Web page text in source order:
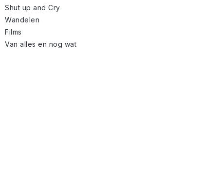
Shut up and Cry
Wandelen
Films
Van alles en nog wat